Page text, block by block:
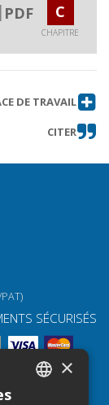
PDF C
CHAPITRE
DE TRAVAIL
CITER
SÉCURISÉS
×